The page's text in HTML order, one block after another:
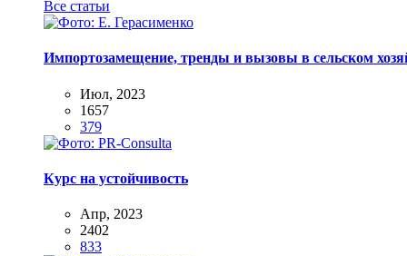
Все статьи
Импортозамещение, тренды и вызовы в сельском
Июл, 2023
1657
379
Курс на устойчивость
Апр, 2023
2402
833